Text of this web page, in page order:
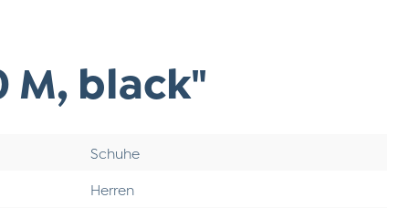
black"
Schuhe
Herren